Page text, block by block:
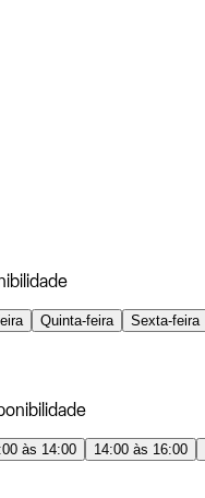
Quinta-feira Sexta-feira
às 14:00 14:00 às 16:00